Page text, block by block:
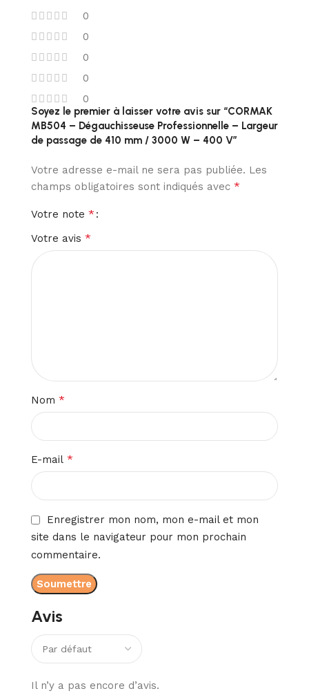
0
0
0
0
0
Avis
Il n’y a pas encore d’avis.
Soyez le premier à laisser votre avis sur “CORMAK
MB504 – Dégauchisseuse Professionnelle – Largeur
de passage de 410 mm / 3000 W – 400 V”
Votre adresse e-mail ne sera pas publiée. Les
champs obligatoires sont indiqués avec *
Votre note *
Votre avis *
Nom *
E-mail *
Enregistrer mon nom, mon e-mail et mon
site dans le navigateur pour mon prochain
commentaire.